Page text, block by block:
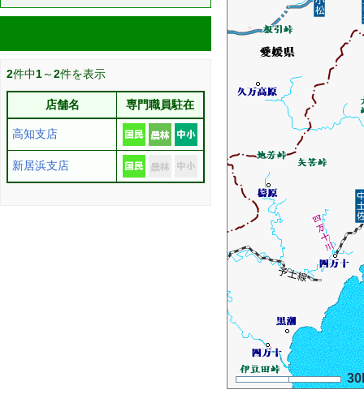
2件中1～2件を表示
店舗名 専門職員駐在
高知支店
新居浜支店